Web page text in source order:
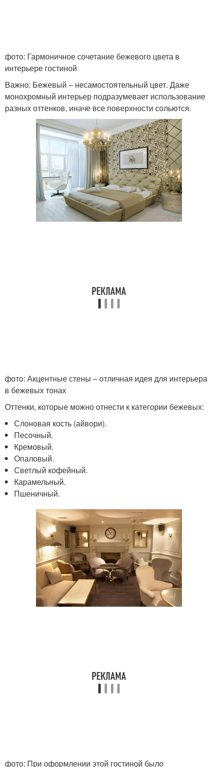
фото: Гармоничное сочетание бежевого цвета в
интерьере гостиной
Важно: Бежевый – несамостоятельный цвет. Даже
монохромный интерьер подразумевает использование
разных оттенков, иначе все поверхности сольются.
фото: Акцентные стены – отличная идея для интерьера
в бежевых тонах
Оттенки, которые можно отнести к категории бежевых:
Слоновая кость (айвори).
Песочный.
Кремовый.
Опаловый.
Светлый кофейный.
Карамельный.
Пшеничный.
фото: При оформлении этой гостиной было